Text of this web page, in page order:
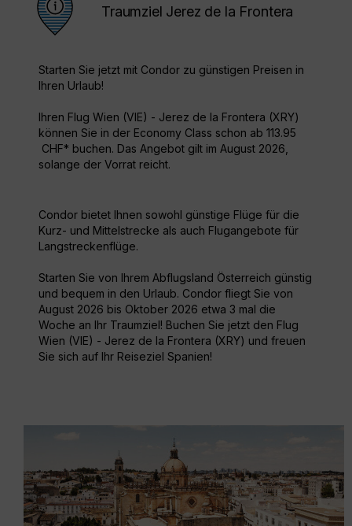
Traumziel Jerez de la Frontera
Starten Sie jetzt mit Condor zu günstigen Preisen in
Ihren Urlaub!
Ihren Flug Wien (VIE) - Jerez de la Frontera (XRY)
können Sie in der Economy Class schon ab 113.95
CHF* buchen. Das Angebot gilt im August 2026,
solange der Vorrat reicht.
Condor bietet Ihnen sowohl günstige Flüge für die
Kurz- und Mittelstrecke als auch Flugangebote für
Langstreckenflüge.
Starten Sie von Ihrem Abflugsland Österreich günstig
und bequem in den Urlaub. Condor fliegt Sie von
August 2026 bis Oktober 2026 etwa 3 mal die
Woche an Ihr Traumziel! Buchen Sie jetzt den Flug
Wien (VIE) - Jerez de la Frontera (XRY) und freuen
Sie sich auf Ihr Reiseziel Spanien!